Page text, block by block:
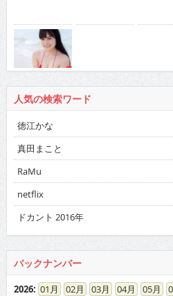
人気の検索ワード
徳江かな
真田まこと
RaMu
netflix
ドカント 2016年
バックナンバー
2026: 01 02 03 04 05